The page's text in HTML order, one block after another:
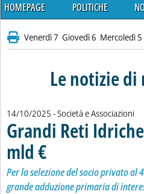
HOMEPAGE POLITICHE
Venerdì 7 Giovedì 6 Mercoledì 5
Le notizie
14/10/2025 - Società e Associazioni
Grandi Reti
mld € . Sottotitolo: Per la selezione
. Pubblicata martedì 14 ottobre
Per la selezione del socio privato al
grande adduzione primaria di